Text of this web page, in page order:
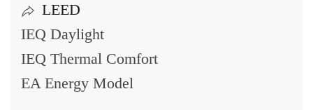
LEED
IEQ Daylight
IEQ Thermal Comfort
EA Energy Model